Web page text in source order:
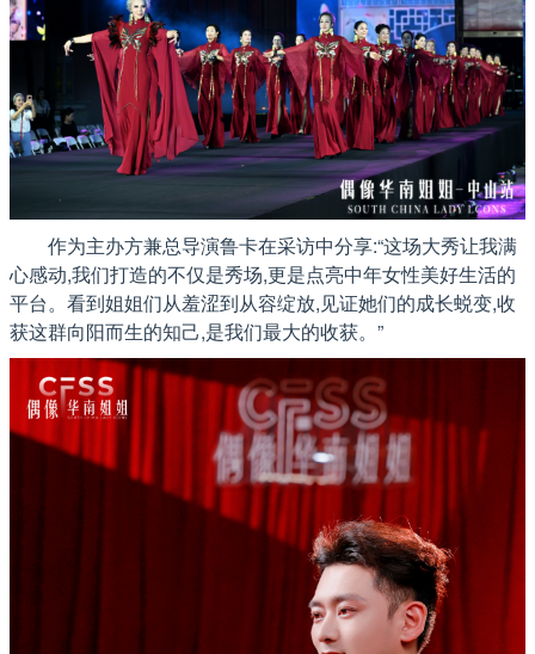
作为主办方兼总导演鲁卡在采访中分享:“这场大秀让我满
心感动,我们打造的不仅是秀场,更是点亮中年女性美好生活的
平台。看到姐姐们从羞涩到从容绽放,见证她们的成长蜕变,收
获这群向阳而生的知己,是我们最大的收获。”